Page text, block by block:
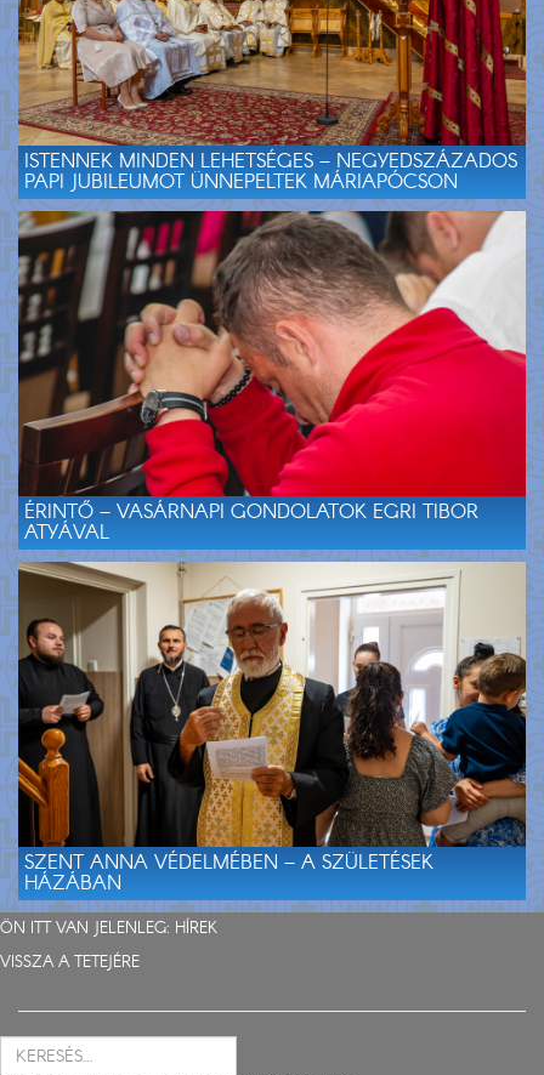
ISTENNEK MINDEN LEHETSÉGES – NEGYEDSZÁZADOS
PAPI JUBILEUMOT ÜNNEPELTEK MÁRIAPÓCSON
ÉRINTŐ – VASÁRNAPI GONDOLATOK EGRI TIBOR
ATYÁVAL
SZENT ANNA VÉDELMÉBEN – A SZÜLETÉSEK
HÁZÁBAN
ÖN ITT VAN JELENLEG: HÍREK
VISSZA A TETEJÉRE